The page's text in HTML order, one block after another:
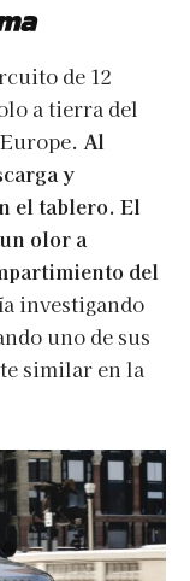
de 12
a tierra del
Al
y
el tablero. El
olor a
del
investigando
uno de sus
similar en la